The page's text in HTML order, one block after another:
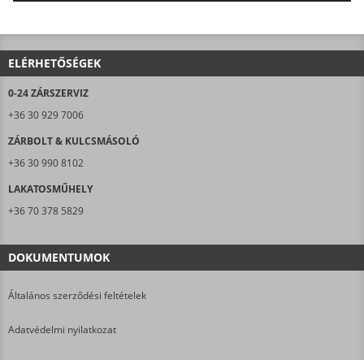
ELÉRHETŐSÉGEK
0-24 ZÁRSZERVIZ
+36 30 929 7006
ZÁRBOLT & KULCSMÁSOLÓ
+36 30 990 8102
LAKATOSMŰHELY
+36 70 378 5829
DOKUMENTUMOK
Általános szerződési feltételek
Adatvédelmi nyilatkozat